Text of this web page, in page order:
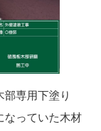
専用下塗り
なっていた木材